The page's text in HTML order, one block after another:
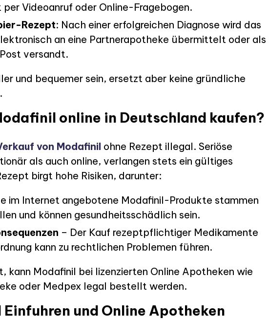
Videoanruf oder Online-Fragebogen.
Rezept: Nach einer erfolgreichen Diagnose wird das
an eine Partnerapotheke übermittelt oder als
versandt.
und bequemer sein, ersetzt aber keine gründliche
online in Deutschland kaufen?
von Modafinil ohne Rezept illegal. Seriöse
als auch online, verlangen stets ein gültiges
birgt hohe Risiken, darunter:
im Internet angebotene Modafinil-Produkte stammen
und können gesundheitsschädlich sein.
– Der Kauf rezeptpflichtiger Medikamente
kann zu rechtlichen Problemen führen.
kann Modafinil bei lizenzierten Online Apotheken wie
oder Medpex legal bestellt werden.
und Online Apotheken